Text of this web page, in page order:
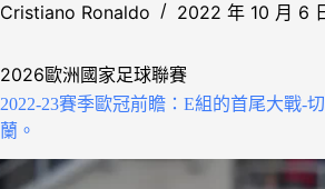
Cristiano Ronaldo 2022 年 10 月 6
2026歐洲國家足球聯賽
2022-23賽季歐冠前瞻：E組的首尾大戰-
蘭。